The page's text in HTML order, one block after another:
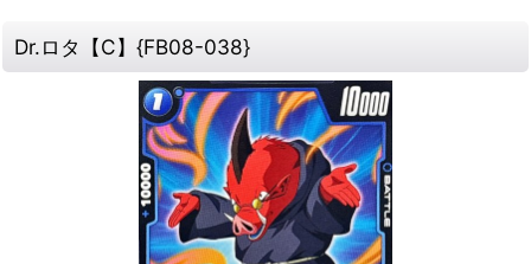
Dr.ロタ【C】{FB08-038}